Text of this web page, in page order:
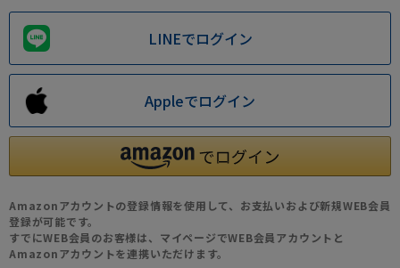
LINEでログイン
Appleでログイン
Amazonアカウントの登録情報を使用して、お支払いおよび新規WEB会員
登録が可能です。
すでにWEB会員のお客様は、マイページでWEB会員アカウントと
Amazonアカウントを連携いただけます。